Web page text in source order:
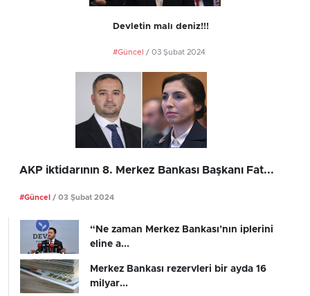
Devletin malı deniz!!!
#Güncel / 03 Şubat 2024
AKP iktidarının 8. Merkez Bankası Başkanı Fat...
#Güncel / 03 Şubat 2024
“Ne zaman Merkez Bankası’nın iplerini
eline a...
Merkez Bankası rezervleri bir ayda 16
milyar...